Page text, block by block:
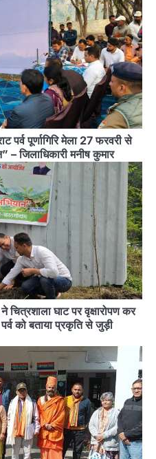
पूर्णागिरि मेला 27 फरवरी से
– जिलाधिकारी मनीष कुमार
घाट पर वृक्षारोपण कर
को बताया प्रकृति से जुड़ी